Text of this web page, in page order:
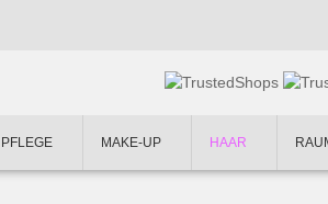
PFLEGE MAKE-UP HAAR